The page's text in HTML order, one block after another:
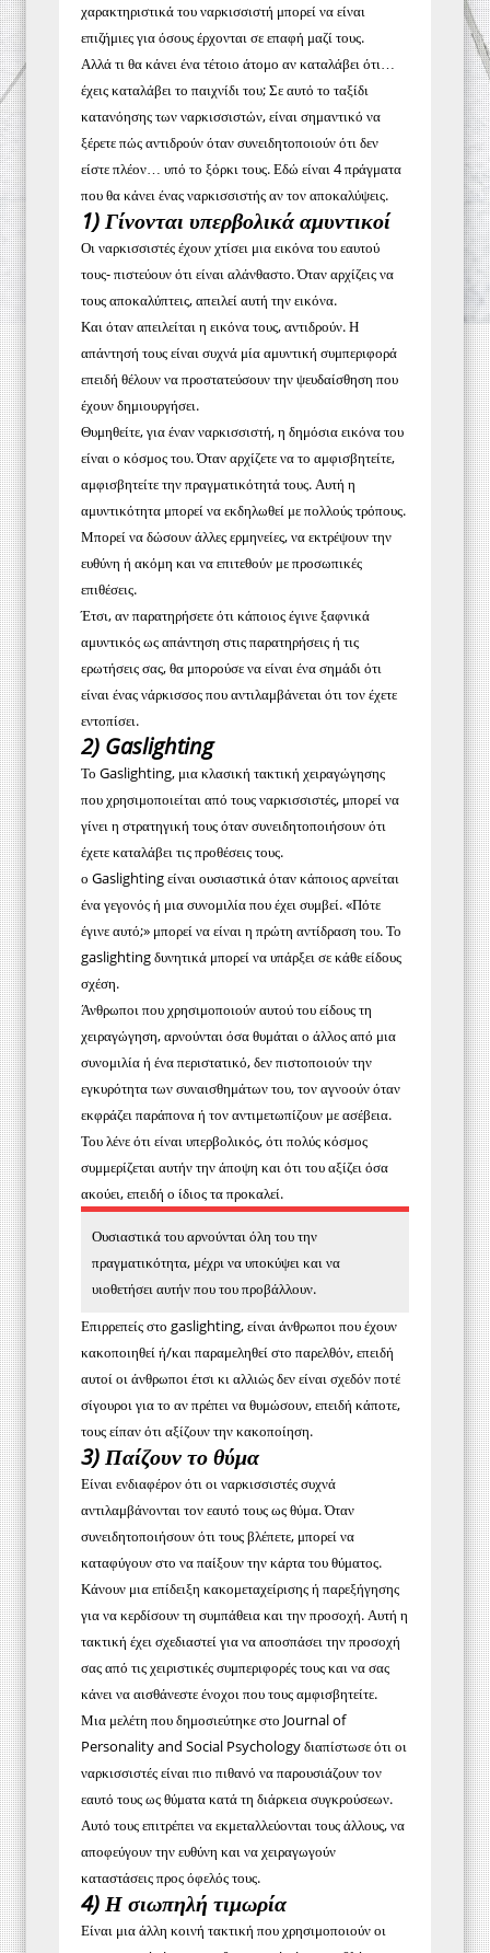
χαρακτηριστικά του ναρκισσιστή μπορεί να είναι
επιζήμιες για όσους έρχονται σε επαφή μαζί τους.
Αλλά τι θα κάνει ένα τέτοιο άτομο αν καταλάβει ότι…
έχεις καταλάβει το παιχνίδι του; Σε αυτό το ταξίδι
κατανόησης των ναρκισσιστών, είναι σημαντικό να
ξέρετε πώς αντιδρούν όταν συνειδητοποιούν ότι δεν
είστε πλέον… υπό το ξόρκι τους. Εδώ είναι 4 πράγματα
που θα κάνει ένας ναρκισσιστής αν τον αποκαλύψεις.
1) Γίνονται υπερβολικά αμυντικοί
Οι ναρκισσιστές έχουν χτίσει μια εικόνα του εαυτού
τους- πιστεύουν ότι είναι αλάνθαστο. Όταν αρχίζεις να
τους αποκαλύπτεις, απειλεί αυτή την εικόνα.
Και όταν απειλείται η εικόνα τους, αντιδρούν. Η
απάντησή τους είναι συχνά μία αμυντική συμπεριφορά
επειδή θέλουν να προστατεύσουν την ψευδαίσθηση που
έχουν δημιουργήσει.
Θυμηθείτε, για έναν ναρκισσιστή, η δημόσια εικόνα του
είναι ο κόσμος του. Όταν αρχίζετε να το αμφισβητείτε,
αμφισβητείτε την πραγματικότητά τους. Αυτή η
αμυντικότητα μπορεί να εκδηλωθεί με πολλούς τρόπους.
Μπορεί να δώσουν άλλες ερμηνείες, να εκτρέψουν την
ευθύνη ή ακόμη και να επιτεθούν με προσωπικές
επιθέσεις.
Έτσι, αν παρατηρήσετε ότι κάποιος έγινε ξαφνικά
αμυντικός ως απάντηση στις παρατηρήσεις ή τις
ερωτήσεις σας, θα μπορούσε να είναι ένα σημάδι ότι
είναι ένας νάρκισσος που αντιλαμβάνεται ότι τον έχετε
εντοπίσει.
2) Gaslighting
Το Gaslighting, μια κλασική τακτική χειραγώγησης
που χρησιμοποιείται από τους ναρκισσιστές, μπορεί να
γίνει η στρατηγική τους όταν συνειδητοποιήσουν ότι
έχετε καταλάβει τις προθέσεις τους.
ο Gaslighting είναι ουσιαστικά όταν κάποιος αρνείται
ένα γεγονός ή μια συνομιλία που έχει συμβεί. «Πότε
έγινε αυτό;» μπορεί να είναι η πρώτη αντίδραση του. Το
gaslighting δυνητικά μπορεί να υπάρξει σε κάθε είδους
σχέση.
Άνθρωποι που χρησιμοποιούν αυτού του είδους τη
χειραγώγηση, αρνούνται όσα θυμάται ο άλλος από μια
συνομιλία ή ένα περιστατικό, δεν πιστοποιούν την
εγκυρότητα των συναισθημάτων του, τον αγνοούν όταν
εκφράζει παράπονα ή τον αντιμετωπίζουν με ασέβεια.
Του λένε ότι είναι υπερβολικός, ότι πολύς κόσμος
συμμερίζεται αυτήν την άποψη και ότι του αξίζει όσα
ακούει, επειδή ο ίδιος τα προκαλεί.
Ουσιαστικά του αρνούνται όλη του την
πραγματικότητα, μέχρι να υποκύψει και να
υιοθετήσει αυτήν που του προβάλλουν.
Επιρρεπείς στο gaslighting, είναι άνθρωποι που έχουν
κακοποιηθεί ή/και παραμεληθεί στο παρελθόν, επειδή
αυτοί οι άνθρωποι έτσι κι αλλιώς δεν είναι σχεδόν ποτέ
σίγουροι για το αν πρέπει να θυμώσουν, επειδή κάποτε,
τους είπαν ότι αξίζουν την κακοποίηση.
3) Παίζουν το θύμα
Είναι ενδιαφέρον ότι οι ναρκισσιστές συχνά
αντιλαμβάνονται τον εαυτό τους ως θύμα. Όταν
συνειδητοποιήσουν ότι τους βλέπετε, μπορεί να
καταφύγουν στο να παίξουν την κάρτα του θύματος.
Κάνουν μια επίδειξη κακομεταχείρισης ή παρεξήγησης
για να κερδίσουν τη συμπάθεια και την προσοχή. Αυτή η
τακτική έχει σχεδιαστεί για να αποσπάσει την προσοχή
σας από τις χειριστικές συμπεριφορές τους και να σας
κάνει να αισθάνεστε ένοχοι που τους αμφισβητείτε.
Μια μελέτη που δημοσιεύτηκε στο Journal of
Personality and Social Psychology διαπίστωσε ότι οι
ναρκισσιστές είναι πιο πιθανό να παρουσιάζουν τον
εαυτό τους ως θύματα κατά τη διάρκεια συγκρούσεων.
Αυτό τους επιτρέπει να εκμεταλλεύονται τους άλλους, να
αποφεύγουν την ευθύνη και να χειραγωγούν
καταστάσεις προς όφελός τους.
4) Η σιωπηλή τιμωρία
Είναι μια άλλη κοινή τακτική που χρησιμοποιούν οι